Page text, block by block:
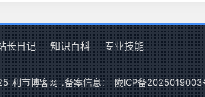
长日记 知识百科 专业技能
利市博客网 .备案信息： 陇ICP备2025019003